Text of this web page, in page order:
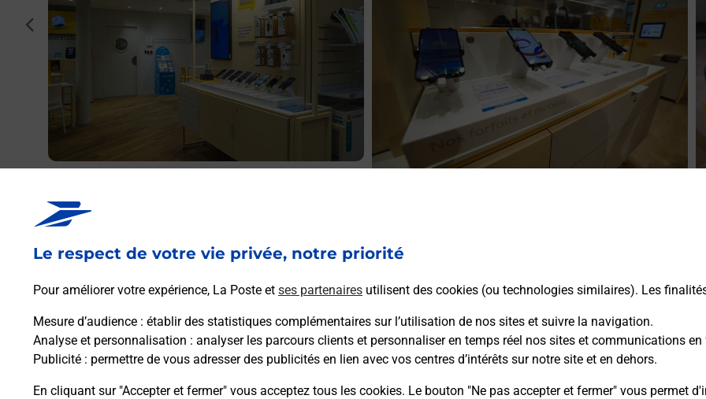
Le respect de votre vie privée, notre priorité
Pour améliorer votre expérience, La Poste et ses partenaires utilisent des cookies (ou technologies similaires). Les
Mesure d’audience : établir des statistiques complémentaires sur l’utilisation de nos sites et suivre la navigation.
Analyse et personnalisation : analyser les parcours clients et personnaliser en temps réel nos sites et communications
Publicité : permettre de vous adresser des publicités en lien avec vos centres d’intérêts sur notre site et en dehors.
En cliquant sur "Accepter et fermer" vous acceptez tous les cookies. Le bouton "Ne pas accepter et fermer" vous permet
Vous recherchez un smartphone pas cher proche de chez
dans vos bureaux de Poste à SAINT BRIEUC
vous ? Découvrez notre offre de téléphones mobiles
Samsung dans vos bureaux de Poste à SAINT BRIEUC
RESISTANCE (22000) !
En savoir plus